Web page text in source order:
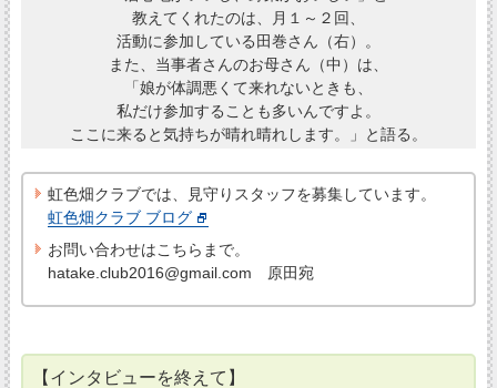
教えてくれたのは、月１～２回、
活動に参加している田巻さん（右）。
また、当事者さんのお母さん（中）は、
「娘が体調悪くて来れないときも、
私だけ参加することも多いんですよ。
ここに来ると気持ちが晴れ晴れします。」と語る。
虹色畑クラブでは、見守りスタッフを募集しています。
虹色畑クラブ ブログ
お問い合わせはこちらまで。
hatake.club2016@gmail.com 原田宛
【インタビューを終えて】